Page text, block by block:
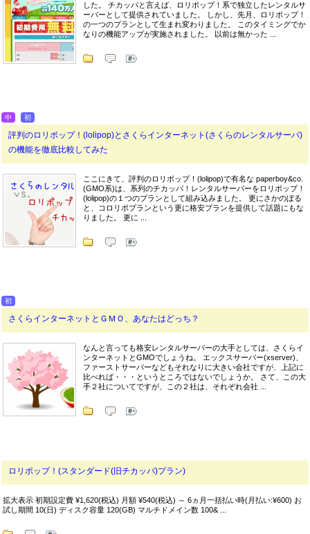
した。 チカッパと言えば、ロリポップ！系で独立したレンタルサ
ーバーとして提供されていました。 しかし、先月、ロリポップ！
の一つのプランとして生まれ変わりました。 このタイミングでか
なりの機能アップが実施されました。 以前は無かった ...
中 初
評判のロリポップ！(lolipop)とさくらインターネット(さくらのレンタルサーバ)
の機能を徹底比較してみた
ここにきて、評判のロリポップ！(lolipop)で有名な paperboy&co.
(GMO系)は、系列のチカッパ！レンタルサーバーをロリポップ！
(lolipop)の１つのプランとして組み込みました。 更にさかのぼる
と、コロリポプランという更に格安プランを提供して話題にもな
りました。 更に ...
初
さくらインターネットとＧＭＯ、あなたはどっち？
なんと言っても格安レンタルサーバーの大手としては、さくらイ
ンターネットとGMOでしょうね。 エックスサーバー(xserver)、
ファーストサーバーなどもそれなりに大きい会社ですが、上記に
比べれば・・・というところではないでしょうか。 さて、この大
手２社についてですが、この２社は、それぞれ会社 ...
ロリポップ！(スタンダード(旧チカッパ)プラン)
拡大表示 初期設定費 ¥1,620(税込) 月額 ¥540(税込) ～ 6ヵ月一括払い時(月払い:¥600) お
試し期間 10(日) ディスク容量 120(GB) マルチドメイン数 100& ...